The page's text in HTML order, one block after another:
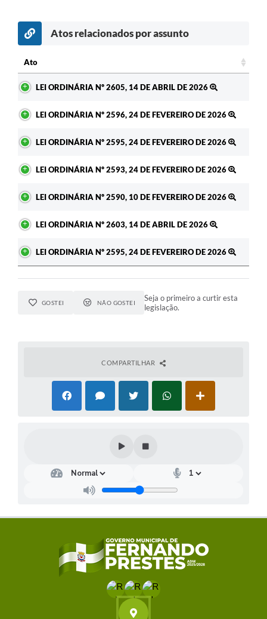
Atos relacionados por assunto
Ato
LEI ORDINÁRIA Nº 2605, 14 DE ABRIL DE 2026
LEI ORDINÁRIA Nº 2596, 24 DE FEVEREIRO DE 2026
LEI ORDINÁRIA Nº 2595, 24 DE FEVEREIRO DE 2026
LEI ORDINÁRIA Nº 2593, 24 DE FEVEREIRO DE 2026
LEI ORDINÁRIA Nº 2590, 10 DE FEVEREIRO DE 2026
LEI ORDINÁRIA Nº 2603, 14 DE ABRIL DE 2026
LEI ORDINÁRIA Nº 2595, 24 DE FEVEREIRO DE 2026
GOSTEI NÃO GOSTEI
Seja o primeiro a curtir esta
legislação.
COMPARTILHAR